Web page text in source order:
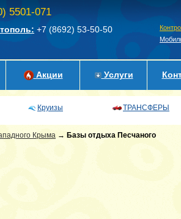
5501-071
+7 (8692) 53-50-50
Акции Услуги
Круизы ТРАНСФЕРЫ
Крыма → Базы отдыха Песчаного